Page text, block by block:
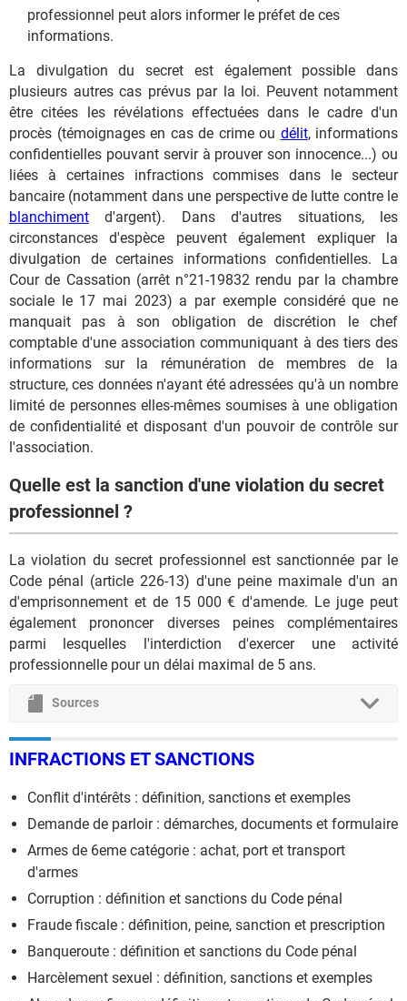
professionnel peut alors informer le préfet de ces
informations.
La divulgation du secret est également possible dans
plusieurs autres cas prévus par la loi. Peuvent notamment
être citées les révélations effectuées dans le cadre d'un
procès (témoignages en cas de crime ou délit, informations
confidentielles pouvant servir à prouver son innocence...) ou
liées à certaines infractions commises dans le secteur
bancaire (notamment dans une perspective de lutte contre le
blanchiment d'argent). Dans d'autres situations, les
circonstances d'espèce peuvent également expliquer la
divulgation de certaines informations confidentielles. La
Cour de Cassation (arrêt n°21-19832 rendu par la chambre
sociale le 17 mai 2023) a par exemple considéré que ne
manquait pas à son obligation de discrétion le chef
comptable d'une association communiquant à des tiers des
informations sur la rémunération de membres de la
structure, ces données n'ayant été adressées qu'à un nombre
limité de personnes elles-mêmes soumises à une obligation
de confidentialité et disposant d'un pouvoir de contrôle sur
l'association.
Quelle est la sanction d'une violation du secret
professionnel ?
La violation du secret professionnel est sanctionnée par le
Code pénal (article 226-13) d'une peine maximale d'un an
d'emprisonnement et de 15 000 € d'amende. Le juge peut
également prononcer diverses peines complémentaires
parmi lesquelles l'interdiction d'exercer une activité
professionnelle pour un délai maximal de 5 ans.
Sources
INFRACTIONS ET SANCTIONS
Conflit d'intérêts : définition, sanctions et exemples
Demande de parloir : démarches, documents et formulaire
Armes de 6eme catégorie : achat, port et transport
d'armes
Corruption : définition et sanctions du Code pénal
Fraude fiscale : définition, peine, sanction et prescription
Banqueroute : définition et sanctions du Code pénal
Harcèlement sexuel : définition, sanctions et exemples